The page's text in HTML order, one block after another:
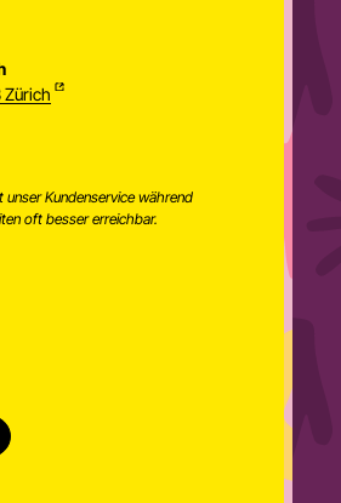
Zürich
unser Kundenservice während
oft besser erreichbar.